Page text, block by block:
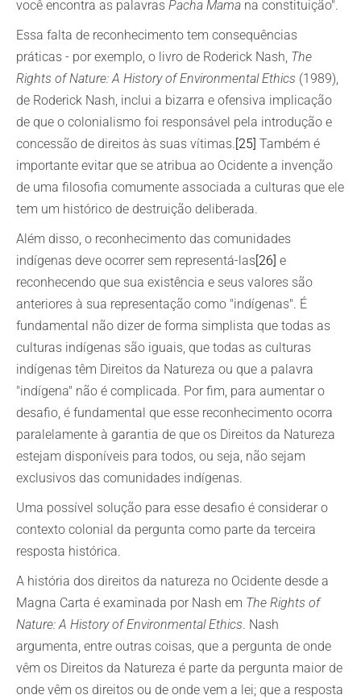
você encontra as palavras Pacha Mama na constituição".
Essa falta de reconhecimento tem consequências
práticas - por exemplo, o livro de Roderick Nash, The
Rights of Nature: A History of Environmental Ethics (1989),
de Roderick Nash, inclui a bizarra e ofensiva implicação
de que o colonialismo foi responsável pela introdução e
concessão de direitos às suas vítimas. [25] Também é
importante evitar que se atribua ao Ocidente a invenção
de uma filosofia comumente associada a culturas que ele
tem um histórico de destruição deliberada.
Além disso, o reconhecimento das comunidades
indígenas deve ocorrer sem representá-las [26] e
reconhecendo que sua existência e seus valores são
anteriores à sua representação como "indígenas". É
fundamental não dizer de forma simplista que todas as
culturas indígenas são iguais, que todas as culturas
indígenas têm Direitos da Natureza ou que a palavra
"indígena" não é complicada. Por fim, para aumentar o
desafio, é fundamental que esse reconhecimento ocorra
paralelamente à garantia de que os Direitos da Natureza
estejam disponíveis para todos, ou seja, não sejam
exclusivos das comunidades indígenas.
Uma possível solução para esse desafio é considerar o
contexto colonial da pergunta como parte da terceira
resposta histórica.
A história dos direitos da natureza no Ocidente desde a
Magna Carta é examinada por Nash em The Rights of
Nature: A History of Environmental Ethics. Nash
argumenta, entre outras coisas, que a pergunta de onde
vêm os Direitos da Natureza é parte da pergunta maior de
onde vêm os direitos ou de onde vem a lei; que a resposta